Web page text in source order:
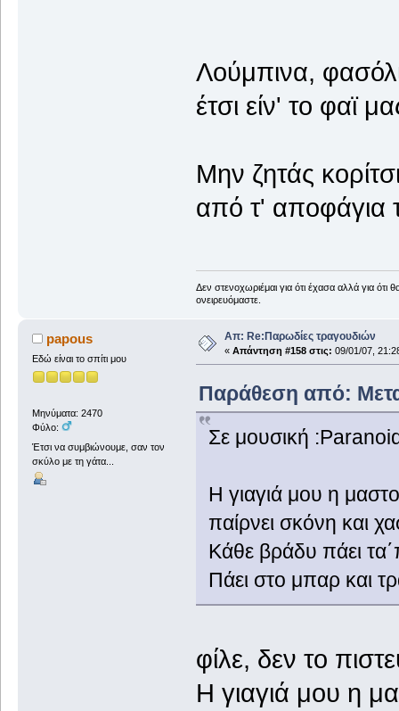
Λούμπινα,
έτσι είν' το φαϊ
Μην ζητάς
από τ' αποφάγια
Δεν στενοχωριέμαι για ότι έχασα αλλά για
ονειρευόμαστε.
papous
Εδώ είναι το σπίτι μου
Μηνύματα: 2470
Φύλο:
Έτσι να συμβιώνουμε, σαν τον
σκύλο με τη γάτα...
Απ: Re:Παρωδίες τραγουδιών
« Απάντηση #158 στις: 09/01/07,
Παράθεση από:
Σε μουσική
Η γιαγιά μου η
παίρνει σκόνη και
Κάθε βράδυ πάει
Πάει στο μπαρ και
φίλε, δεν το
Η γιαγιά μου η